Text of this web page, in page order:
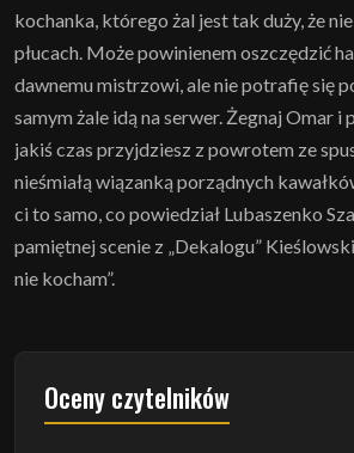
kochanka, którego żal jest tak duży, że
płucach. Może powinienem oszczędzić
dawnemu mistrzowi, ale nie potrafię się
samym żale idą na serwer. Żegnaj Omar i
jakiś czas przyjdziesz z powrotem ze
nieśmiałą wiązanką porządnych
ci to samo, co powiedział Lubaszenko
pamiętnej scenie z „Dekalogu”
nie kocham”.
Oceny czytelników